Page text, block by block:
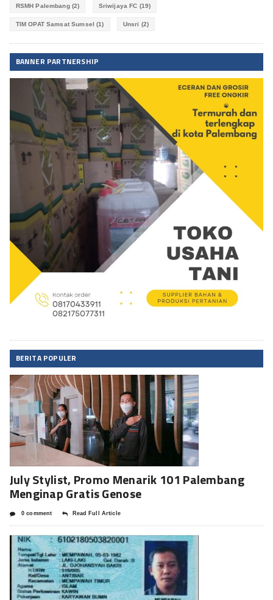
RSMH Palembang(2) Sriwijaya FC (19)
TIM OPAT Samsat Sumsel (1) Unsri (2)
BANNER PARTNERSHIP
BERITA POPULER
July Stylist, Promo Menarik 101 Palembang
Menginap Gratis Genose
0 comment Read Full Article